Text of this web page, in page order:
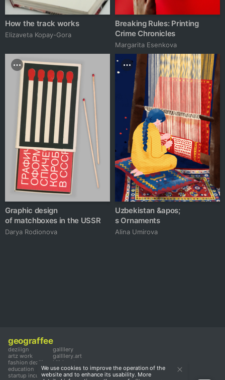
How the track works
Elizaveta Kopay-Gora
Breaking Rules: Printing
Crime Chronicles
Margarita Esenkova
Graphic design
of matchboxes in the USSR
Darya Rodionova
Uzbekistan &apos;
s Ornaments
Alina Umirova
geograffee
deziiign
artz work
fashion deziiign
education
startup incubator
gallllery
gallllery.art
kiiids.art
We use cookies to improve the operation of the
website and to enhance its usability. More